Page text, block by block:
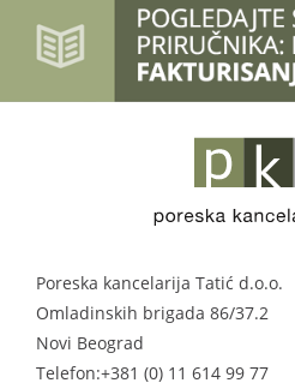
Poreska kancelarija Tatić d.o.o.
Omladinskih brigada 86/37.2
Novi Beograd
Telefon:+381 (0) 11 614 99 77